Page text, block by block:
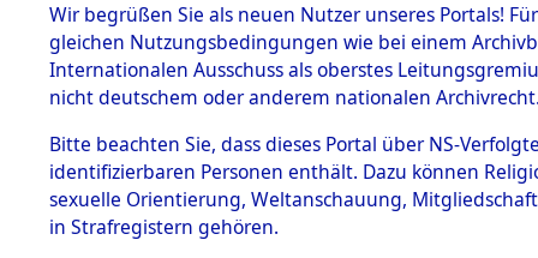
BESTÄNDE
1.
Inhaftierungsdoku
mente
1.2.9 Beim ITS
verwahrte
3Akten
Wir begrüßen Sie als neuen Nutzer unseres Portals!
gleichen Nutzungsbedingungen wie bei einem
Internationalen Ausschuss als oberstes
nicht deutschem oder anderem nationalen
Bitte beachten Sie, dass dieses Portal über NS-
identifizierbaren Personen enthält. Dazu können
sexuelle Orientierung, Weltanschauung,
in Strafregistern gehören.